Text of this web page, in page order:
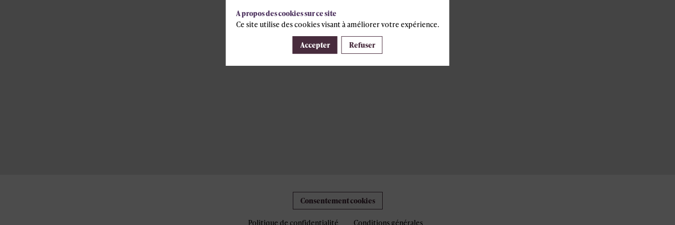
Consentement cookies
Politique de confidentialité Conditions générales
A propos des cookies sur ce site
Ce site utilise des cookies visant à améliorer votre expérience.
Accepter Refuser